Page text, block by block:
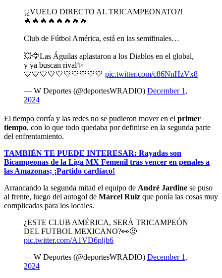
¡¿VUELO DIRECTO AL TRICAMPEONATO?!
🔥🔥🔥🔥🔥🔥🔥🔥
Club de Fútbol América, está en las semifinales…
💥🦅Las Águilas aplastaron a los Diablos en el global,
y ya buscan rival✨
💛💙💛💙💛💙💛💙💛💙 pic.twitter.com/c86NnHzVx8
— W Deportes (@deportesWRADIO) December 1,
2024
El tiempo corría y las redes no se pudieron mover en el primer
tiempo, con lo que todo quedaba por definirse en la segunda parte
del enfrentamiento.
TAMBIÉN TE PUEDE INTERESAR: Rayadas son
Bicampeonas de la Liga MX Femenil tras vencer en penales a
las Amazonas; ¡Partido cardíaco!
Arrancando la segunda mitad el equipo de André Jardine se puso
al frente, luego del autogol de Marcel Ruiz que ponía las cosas muy
complicadas para los locales.
¿ESTE CLUB AMÉRICA, SERÁ TRICAMPEÓN
DEL FUTBOL MEXICANO?👀🤨
pic.twitter.com/A1VD6pljb6
— W Deportes (@deportesWRADIO) December 1,
2024